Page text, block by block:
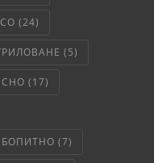
(24)
(5)
(17)
(7)